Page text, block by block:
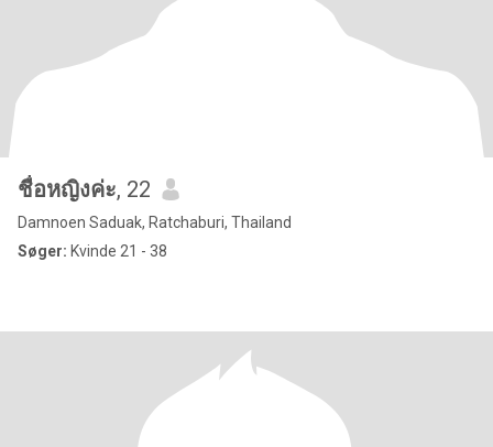
ชื่อหญิงค่ะ, 22
Damnoen Saduak, Ratchaburi, Thailand
Søger: Kvinde 21 - 38